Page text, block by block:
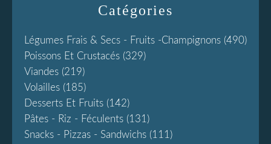
Catégories
Légumes Frais & Secs - Fruits -champignons (490)
Poissons Et Crustacés (329)
Viandes (219)
Volailles (185)
Desserts Et Fruits (142)
Pâtes - Riz - Féculents (131)
Snacks - Pizzas - Sandwichs (111)